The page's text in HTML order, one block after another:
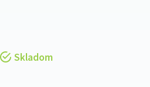
Skladom